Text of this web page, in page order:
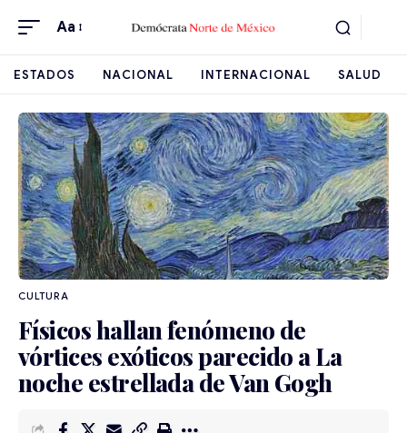
Aa
ESTADOS NACIONAL INTERNACIONAL SALUD
CULTURA
Físicos hallan fenómeno de
vórtices exóticos parecido a La
noche estrellada de Van Gogh